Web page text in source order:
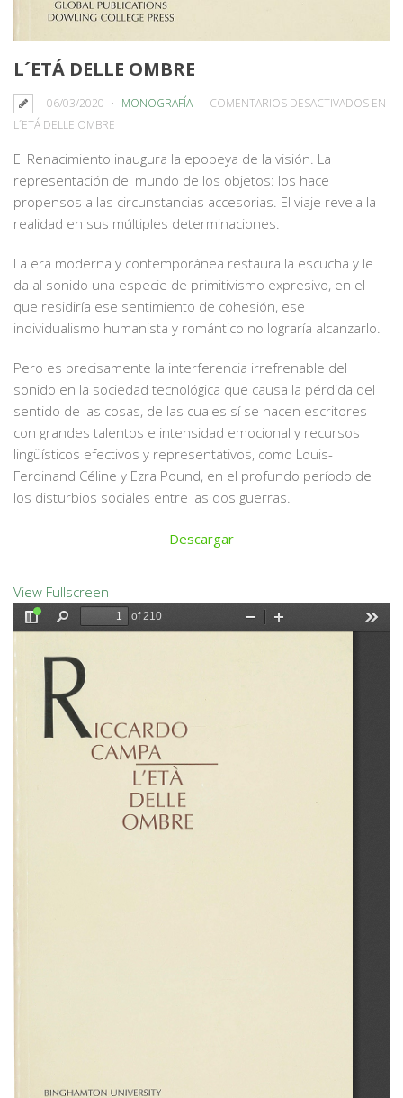
L´ETÁ DELLE OMBRE
06/03/2020 MONOGRAFÍA COMENTARIOS DESACTIVADOS EN
L´ETÁ DELLE OMBRE
El Renacimiento inaugura la epopeya de la visión. La
representación del mundo de los objetos: los hace
propensos a las circunstancias accesorias. El viaje revela la
realidad en sus múltiples determinaciones.
La era moderna y contemporánea restaura la escucha y le
da al sonido una especie de primitivismo expresivo, en el
que residiría ese sentimiento de cohesión, ese
individualismo humanista y romántico no lograría alcanzarlo.
Pero es precisamente la interferencia irrefrenable del
sonido en la sociedad tecnológica que causa la pérdida del
sentido de las cosas, de las cuales sí se hacen escritores
con grandes talentos e intensidad emocional y recursos
lingüísticos efectivos y representativos, como Louis-
Ferdinand Céline y Ezra Pound, en el profundo período de
los disturbios sociales entre las dos guerras.
Descargar
Descargar
View Fullscreen